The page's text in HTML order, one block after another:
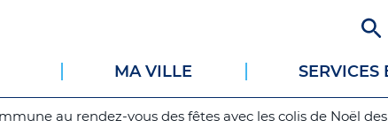
principal
MA VILLE SERVICES
au rendez-vous des fêtes avec les colis de Noël